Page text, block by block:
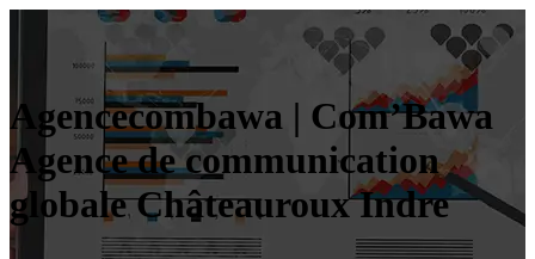
Agen­cecom­ba­wa | Com’Bawa
Agence de com­munica­tion
globale Châteauroux Indre